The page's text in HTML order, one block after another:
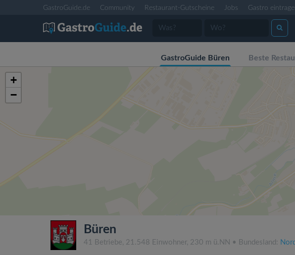
GastroGuide.de Community Restaurant-Gutscheine Jobs Gastro
GastroGuide Büren Beste
+
−
Büren
41 Betriebe, 21.548 Einwohner, 230 m ü.NN • Bundesland: